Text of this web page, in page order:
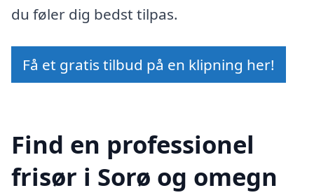
du føler dig bedst tilpas.
Få et gratis tilbud på en klipning her!
Find en professionel
frisør i Sorø og omegn